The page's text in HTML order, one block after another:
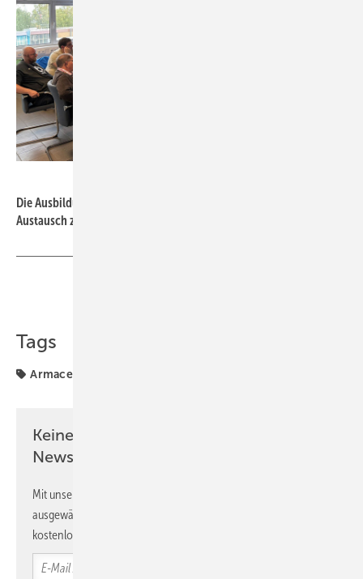
Die Ausbildungsmeister der überbetrieblichen WKSB-Zentren im
Austausch zu neuen Unterweisungsplänen.
Tags
Armacell
Keine Zeit? Kein Problem mit dem TI-
Newsletter!
Mit unserem Newsletter erhalten Sie regelmäßig von uns
ausgewählte Informationen und Neuigkeiten, gebündelt und
kostenlos direkt ins Postfach.